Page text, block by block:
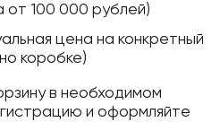
100 000 рублей)
цена на конкретный
коробке)
в необходимом
и оформляйте